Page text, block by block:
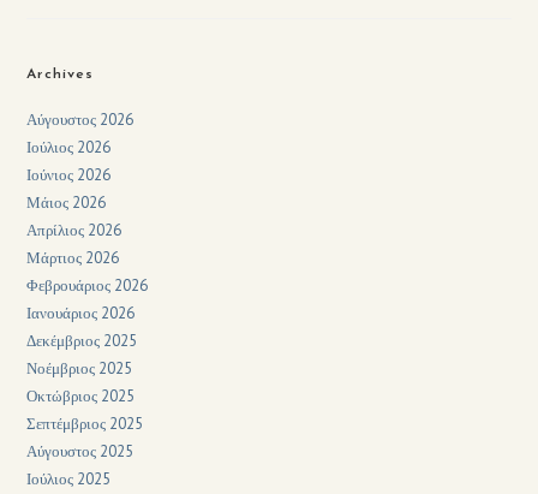
Archives
Αύγουστος 2026
Ιούλιος 2026
Ιούνιος 2026
Μάιος 2026
Απρίλιος 2026
Μάρτιος 2026
Φεβρουάριος 2026
Ιανουάριος 2026
Δεκέμβριος 2025
Νοέμβριος 2025
Οκτώβριος 2025
Σεπτέμβριος 2025
Αύγουστος 2025
Ιούλιος 2025